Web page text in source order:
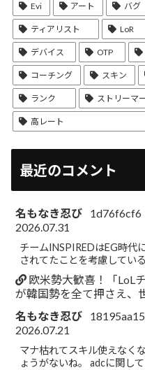
Evi アート バグ
ティアリスト LoR
デバイス OTP
コーチング スキン
ランク ストリーマ
高レート
最近のコメント
名もなき忍び
1d76f6cf6
2026.07.31
チームINSPIREDはEG時代
されてたことを考慮してい
欧米勢大歓喜！「LoL
が韓国勢を全て押さえ、
名もなき忍び
18195aa15
2026.07.21
マナ枯れてスキル使えなく
ょうがないね。 adcに関し